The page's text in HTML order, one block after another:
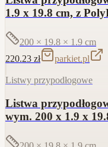
1.9 x 19.8 cm, z
200 × 19.8 × 1.9 cm
220.23 zł parkiet.pl
Listwy przypodłogowe
Listwa
wym. 200 x 1.9 x